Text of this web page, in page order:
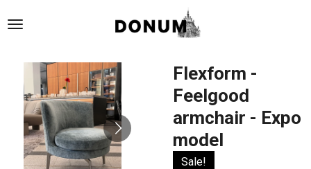
direct
hoofdinhoud
Flexform -
Feelgood
armchair - Expo
model
Sale!